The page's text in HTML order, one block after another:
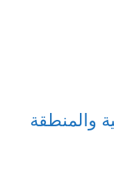
والمنطقة